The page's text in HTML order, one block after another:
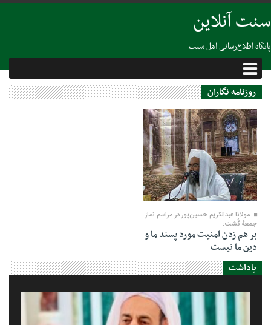
سنت آنلاین
پایگاه اطلاع‌رسانی اهل سنت
روزنامه نگاران
15 جولای 2023
مولانا عبدالکریم حسین‌پور در مراسم نماز
جمعهٔ گُشت:
بر هم زدن امنیت مورد پسند ما و
دین ما نیست
یاداشت